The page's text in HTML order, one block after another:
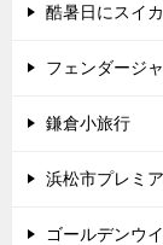
酷暑日にスイ
フェンダージ
鎌倉小旅行
浜松市プレミ
ゴールデンウ